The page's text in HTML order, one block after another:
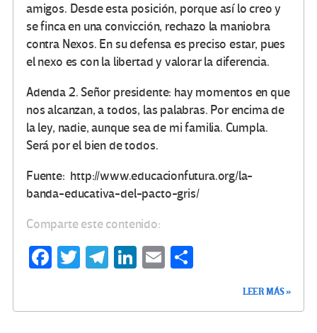
amigos. Desde esta posición, porque así lo creo y
se finca en una convicción, rechazo la maniobra
contra Nexos. En su defensa es preciso estar, pues
el nexo es con la libertad y valorar la diferencia.
Adenda 2. Señor presidente: hay momentos en que
nos alcanzan, a todos, las palabras. Por encima de
la ley, nadie, aunque sea de mi familia. Cumpla.
Será por el bien de todos.
Fuente: http://www.educacionfutura.org/la-
banda-educativa-del-pacto-gris/
Comparte este contenido:
Fa T
Te Li
E
LEER MÁS »